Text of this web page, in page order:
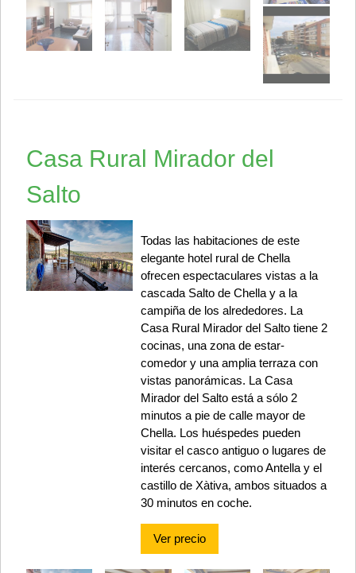
Casa Rural Mirador del
Salto
Todas las habitaciones de este
elegante hotel rural de Chella
ofrecen espectaculares vistas a la
cascada Salto de Chella y a la
campiña de los alrededores. La
Casa Rural Mirador del Salto tiene 2
cocinas, una zona de estar-
comedor y una amplia terraza con
vistas panorámicas. La Casa
Mirador del Salto está a sólo 2
minutos a pie de calle mayor de
Chella. Los huéspedes pueden
visitar el casco antiguo o lugares de
interés cercanos, como Antella y el
castillo de Xàtiva, ambos situados a
30 minutos en coche.
Ver precio